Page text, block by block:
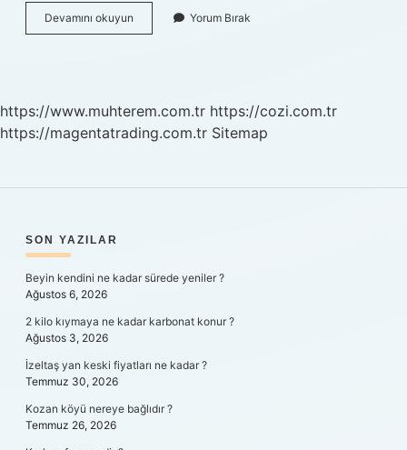
Devamını okuyun
Kalesi
Için
Inşa
Yorum Bırak
https://www.muhterem.com.tr https://cozi.com.tr
https://magentatrading.com.tr Sitemap
SIDEBAR
SON YAZILAR
Beyin kendini ne kadar sürede yeniler ?
Ağustos 6, 2026
2 kilo kıymaya ne kadar karbonat konur ?
Ağustos 3, 2026
İzeltaş yan keski fiyatları ne kadar ?
Temmuz 30, 2026
Kozan köyü nereye bağlıdır ?
Temmuz 26, 2026